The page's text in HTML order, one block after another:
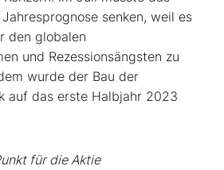
senken, weil es
den globalen
und Rezessionsängsten zu
wurde der Bau der
auf das erste Halbjahr 2023
für die Aktie